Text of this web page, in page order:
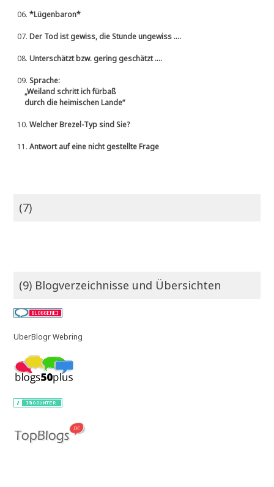
06.*Lügenbaron*
07.Der Tod ist gewiss, die Stunde ungewiss ....
08.Unterschätzt bzw. gering geschätzt ....
09.Sprache:
„Weiland schritt ich fürbaß
durch die heimischen Lande“
10.Welcher Brezel-Typ sind Sie?
11.Antwort auf eine nicht gestellte Frage
(7)
(9) Blogverzeichnisse und Übersichten
UberBlogr Webring